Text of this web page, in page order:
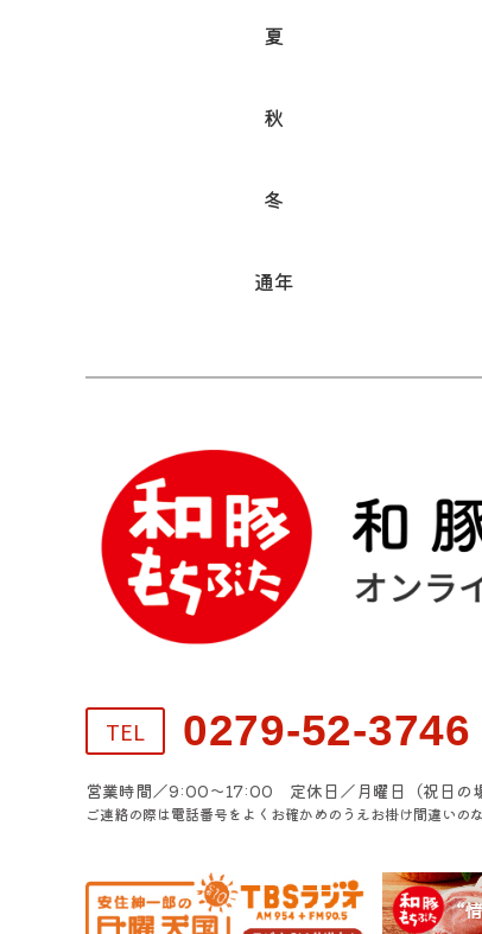
夏
秋
冬
通年
TEL 0279-52-3746
営業時間／9:00～17:00 定休日／月曜日（祝日の場
ご連絡の際は電話番号をよくお確かめのうえお掛け間違いの